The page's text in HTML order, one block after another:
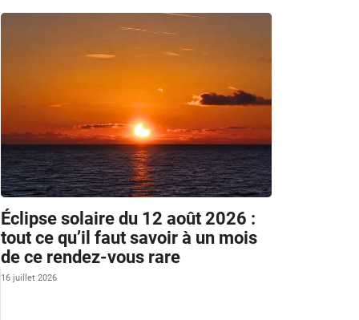
Éclipse solaire du 12 août 2026 :
tout ce qu’il faut savoir à un mois
de ce rendez-vous rare
16 juillet 2026